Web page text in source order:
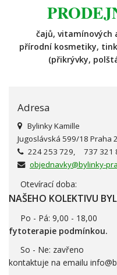
čajů, vitamínových
přírodní kosmetiky,
(přikrývky,
Adresa
Bylinky Kamille
Jugoslávská 599/18
224 253 729,
objednavky@bylinky-
Otevírací
NAŠEHO KOLEKTIVU
Po - Pá: 9,00 -
fytoterapie podmínkou.
So - Ne:
kontaktuje na emailu